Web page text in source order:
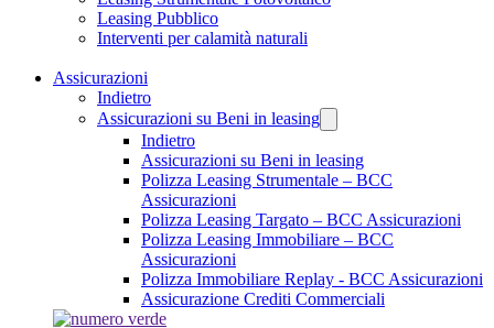
Leasing Pubblico
Interventi per calamità naturali
Assicurazioni
Indietro
Assicurazioni su Beni in leasing
Indietro
Assicurazioni su Beni in leasing
Polizza Leasing Strumentale – BCC
Assicurazioni
Polizza Leasing Targato – BCC Assicurazioni
Polizza Leasing Immobiliare – BCC
Assicurazioni
Polizza Immobiliare Replay - BCC Assicurazioni
Assicurazione Crediti Commerciali